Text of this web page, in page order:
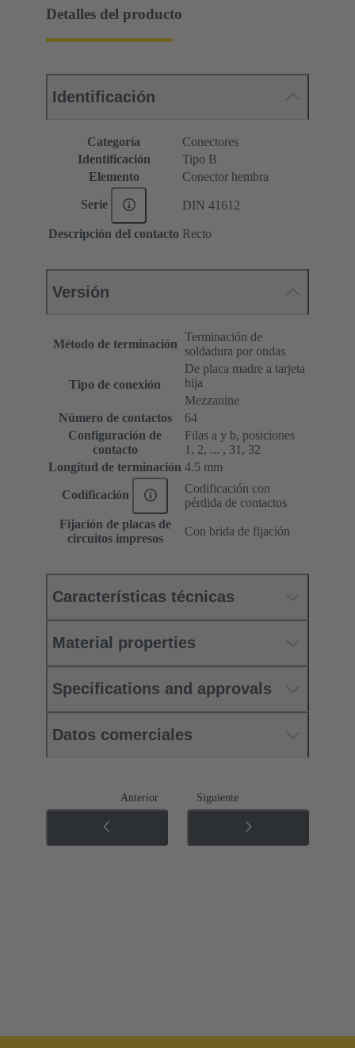
Detalles del producto
Identificación
Categoría
Conectores
Identificación
Tipo B
Elemento
Conector hembra
Serie DIN 41612
Descripción del contacto Recto
Versión
Método de terminación
Terminación de
soldadura por ondas
Tipo de conexión
De placa madre a tarjeta
hija
Mezzanine
Número de contactos
64
Configuración de
contacto
Filas a y b, posiciones
1, 2, ... , 31, 32
Longitud de terminación 4.5 mm
Codificación
Codificación con
pérdida de contactos
Fijación de placas de
circuitos impresos
Con brida de fijación
Características técnicas
Material properties
Specifications and approvals
Datos comerciales
Anterior Siguiente